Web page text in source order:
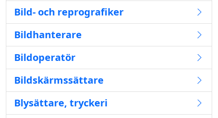
Bild- och reprografiker
Bildhanterare
Bildoperatör
Bildskärmssättare
Blysättare, tryckeri